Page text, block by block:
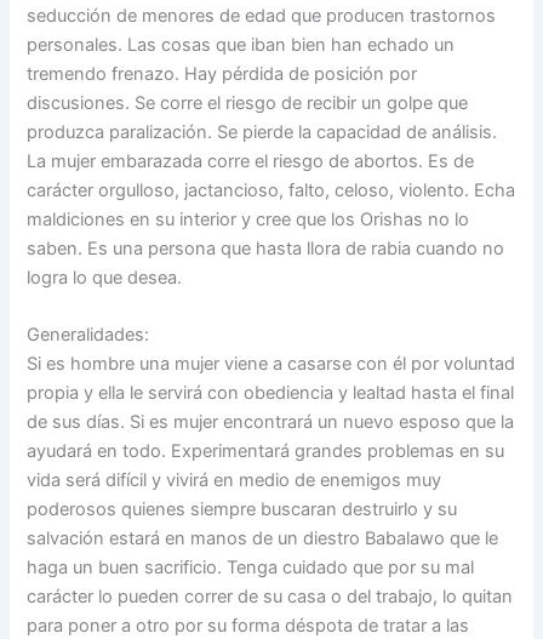
seducción de menores de edad que producen trastornos
personales. Las cosas que iban bien han echado un
tremendo frenazo. Hay pérdida de posición por
discusiones. Se corre el riesgo de recibir un golpe que
produzca paralización. Se pierde la capacidad de análisis.
La mujer embarazada corre el riesgo de abortos. Es de
carácter orgulloso, jactancioso, falto, celoso, violento. Echa
maldiciones en su interior y cree que los Orishas no lo
saben. Es una persona que hasta llora de rabia cuando no
logra lo que desea.
Generalidades:
Si es hombre una mujer viene a casarse con él por voluntad
propia y ella le servirá con obediencia y lealtad hasta el final
de sus días. Si es mujer encontrará un nuevo esposo que la
ayudará en todo. Experimentará grandes problemas en su
vida será difícil y vivirá en medio de enemigos muy
poderosos quienes siempre buscaran destruirlo y su
salvación estará en manos de un diestro Babalawo que le
haga un buen sacrificio. Tenga cuidado que por su mal
carácter lo pueden correr de su casa o del trabajo, lo quitan
para poner a otro por su forma déspota de tratar a las